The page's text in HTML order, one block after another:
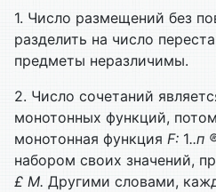
1. Число размещений без
разделить на число
предметы неразличимы.
2. Число сочетаний
монотонных функций,
монотонная функция F: 1..п
набором своих значений,
£ M. Другими словами,